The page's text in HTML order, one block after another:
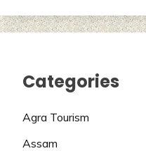
Categories
Agra Tourism
Assam